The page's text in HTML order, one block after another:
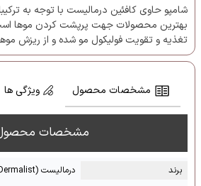
شامپو حاوی کافئین درمالیست با توجه به
بهترین محصولات جهت پرپشت کردن موها
تغذیه و تقویت فولیکول مو شده و از ریزش
مشخصات محصول ویژگی ها
مشخصات
برند درمالیست (Dermalist)